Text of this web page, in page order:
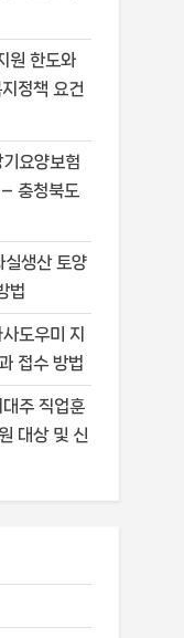
원 한도와
정책 요건
요양보험
충청북도
실생산 토양
법
도우미 지
접수 방법
주 직업훈
대상 및 신